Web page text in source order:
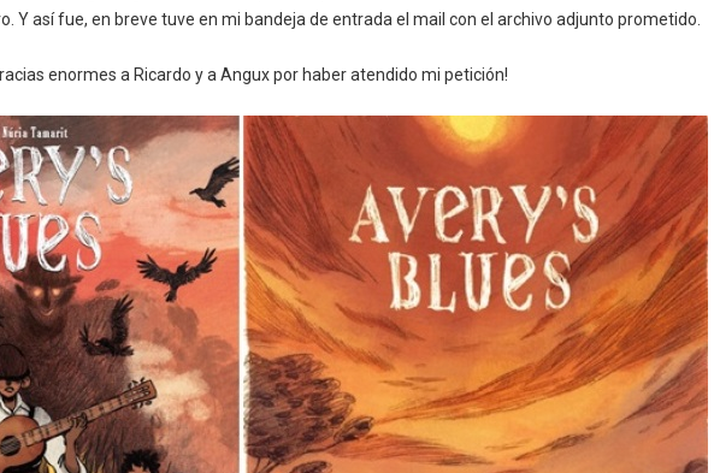
Y así fue, en breve tuve en mi bandeja de entrada el mail con el archivo adjunto prometido.
enormes a Ricardo y a Angux por haber atendido mi petición!